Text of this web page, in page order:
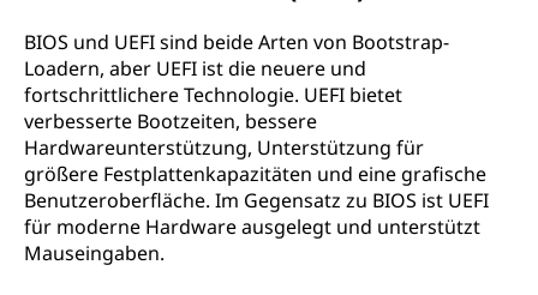
BIOS und UEFI sind beide Arten von Bootstrap-
Loadern, aber UEFI ist die neuere und
fortschrittlichere Technologie. UEFI bietet
verbesserte Bootzeiten, bessere
Hardwareunterstützung, Unterstützung für
größere Festplattenkapazitäten und eine grafische
Benutzeroberfläche. Im Gegensatz zu BIOS ist UEFI
für moderne Hardware ausgelegt und unterstützt
Mauseingaben.